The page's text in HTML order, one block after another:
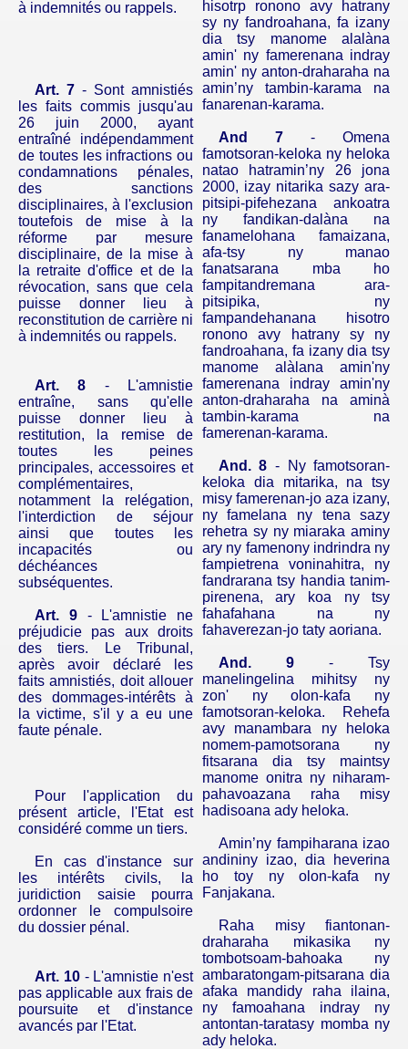
à indemnités ou rappels.
Art. 7- Sont amnistiés
les faits commis jusqu'au
26 juin 2000, ayant
entraîné indépendamment
detoutes les infractions ou
condamnations pénales,
des sanctions
disciplinaires, à l'exclusion
toutefois de mise à la
réforme par mesure
disciplinaire, de la mise à
la retraite d'office et de la
révocation, sans que cela
puisse donner lieu à
reconstitution de carrière ni
à indemnités ou rappels.
Art. 8 - L'amnistie
entraîne, sans qu'elle
puisse donner lieu à
restitution, la remise de
toutes les peines
principales, accessoires et
complémentaires,
notamment la relégation,
l'interdiction de séjour
ainsi que toutes les
incapacités ou
déchéances
subséquentes.
Art. 9- L'amnistie ne
préjudicie pas aux droits
des tiers. Le Tribunal,
après avoir déclaré les
faits amnistiés, doit allouer
des dommages-intérêts à
la victime, s'il y a eu une
faute pénale.
Pour l'application du
présent article, l'Etat est
considéré comme un tiers.
En cas d'instance sur
les intérêts civils, la
juridiction saisie pourra
ordonner le compulsoire
du dossier pénal.
Art. 10- L'amnistie n'est
pas applicable aux frais de
poursuite et d'instance
avancés par l'Etat.
hisotrp ronono avy hatrany
sy ny fandroahana, fa izany
dia tsy manome alalàna
amin' ny famerenana indray
amin' ny anton-draharaha na
amin’ny tambin-karama na
fanarenan-karama.
And 7- Omena
famotsoran-keloka ny heloka
natao hatramin’ny 26 jona
2000, izay nitarika sazy ara-
pitsipi-pifehezana ankoatra
ny fandikan-dalàna na
fanamelohana famaizana,
afa-tsy ny manao
fanatsarana mba ho
fampitandremana ara-
pitsipika, ny
fampandehanana hisotro
ronono avy hatrany sy ny
fandroahana, fa izany dia tsy
manome alàlana amin'ny
famerenana
indray amin'ny
anton-draharaha na aminà
tambin-karama na
famerenan-karama.
And.8 - Ny famotsoran-
keloka dia mitarika, na tsy
misy famerenan-jo aza izany,
nyfamelana ny tena sazy
rehetra sy ny miaraka aminy
ary ny famenony indrindra ny
fampietrena voninahitra, ny
fandrarana tsy handia tanim-
pirenena,
ary koa ny tsy
fahafahana na ny
fahaverezan-jo taty aoriana.
And.9- Tsy
manelingelina mihitsy ny
zon' ny olon-kafa ny
famotsoran-keloka.
Rehefa
avy manambara ny heloka
nomem-­pamotsorana ny
fitsarana dia tsy maintsy
manome onitra ny niharam-
pahavoazana raha misy
hadisoana ady heloka.
Amin’ny fampiharana izao
andininy izao, dia heverina
ho toy ny olon-kafa ny
Fanjakana.
Raha misy fiantonan-
draharaha mikasika ny
tombotsoam-bahoaka ny
ambaratongam-pitsarana dia
afaka mandidy raha ilaina,
ny famoahana indray ny
antontan-taratasy momba ny
ady heloka.